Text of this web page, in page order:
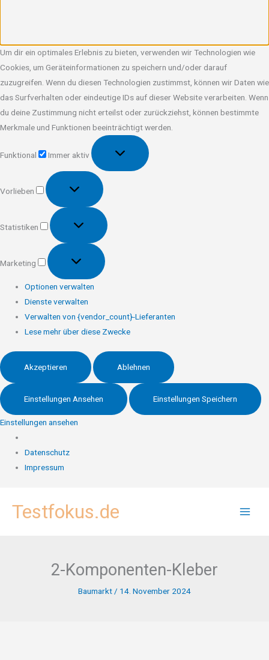
Um dir ein optimales Erlebnis zu bieten, verwenden wir Technologien wie
Cookies, um Geräteinformationen zu speichern und/oder darauf
zuzugreifen. Wenn du diesen Technologien zustimmst, können wir Daten wie
das Surfverhalten oder eindeutige IDs auf dieser Website verarbeiten. Wenn
du deine Zustimmung nicht erteilst oder zurückziehst, können bestimmte
Merkmale und Funktionen beeinträchtigt werden.
Funktional
Immer aktiv
Vorlieben
Vorlieben
Statistiken
Statistiken
Marketing
Marketing
Optionen verwalten
Dienste verwalten
Verwalten von {vendor_count}-Lieferanten
Lese mehr über diese Zwecke
Akzeptieren Ablehnen
Einstellungen Ansehen Einstellungen Speichern
Einstellungen ansehen
Datenschutz
Impressum
InhaltTestfokus.de
2-Komponenten-Kleber
Baumarkt / 14. November 2024